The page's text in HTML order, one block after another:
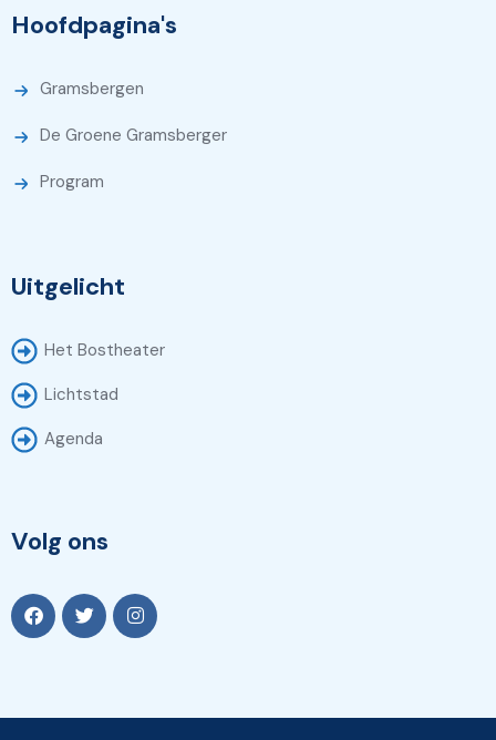
Hoofdpagina's
Gramsbergen
De Groene Gramsberger
Program
Uitgelicht
Het Bostheater
Lichtstad
Agenda
Volg ons